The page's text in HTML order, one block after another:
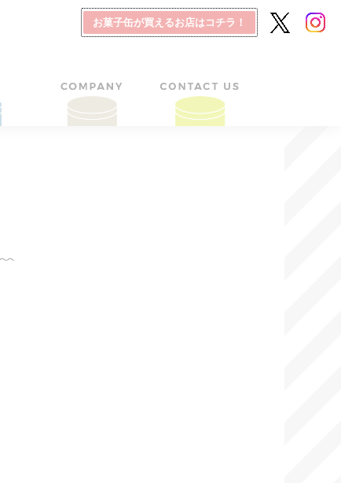
お菓子缶が買えるお店はコチラ！